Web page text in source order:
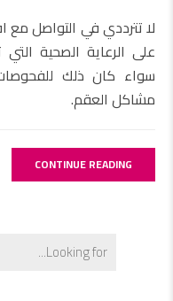
لا تترددي في التواصل
على الرعاية الصحية
سواء كان ذلك
مشاكل العقم.
CONTINUE READING